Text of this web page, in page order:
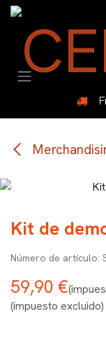
Ir al contenido
Kit de
59,90 €
(impuesto excluido)